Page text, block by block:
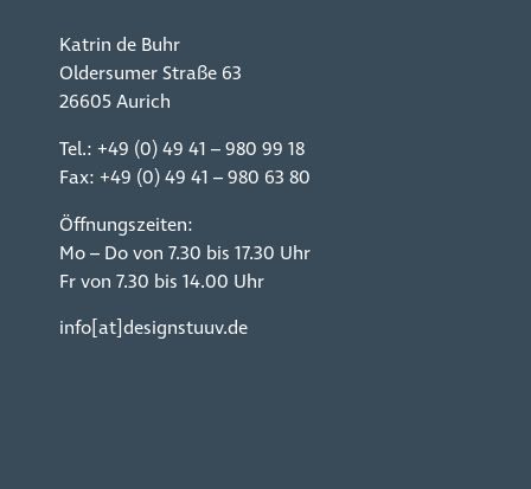
Katrin de Buhr
Oldersumer Straße 63
26605 Aurich
Tel.: +49 (0) 49 41 – 980 99 18
Fax: +49 (0) 49 41 – 980 63 80
Öffnungszeiten:
Mo – Do von 7.30 bis 17.30 Uhr
Fr von 7.30 bis 14.00 Uhr
info[at]designstuuv.de